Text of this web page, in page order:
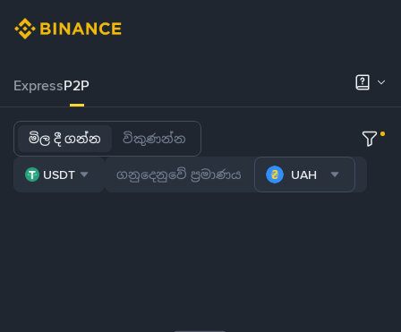
ExpressP2P
මිල දී ගන්න විකුණන්න
USDT UAH